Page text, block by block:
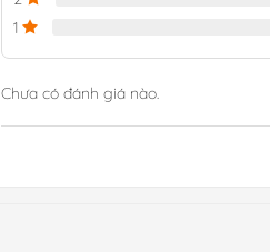
1
Chưa có đánh giá nào.